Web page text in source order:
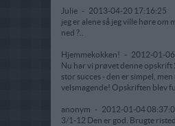
Julie - 2013-04-20 17:16:25
jeg er alene så jeg ville høre om
ned ?..
Hjemmekokken! - 2012-01-
Nu har vi prøvet denne opskrift
stor succes - den er simpel,
velsmagende! Opskriften blev
anonym - 2012-01-04
3/1-12 Den er god. Brugte